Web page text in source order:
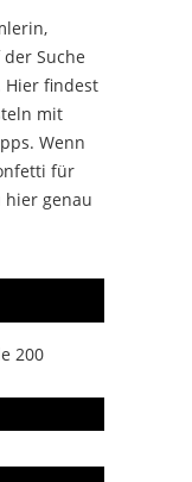
Suche
Hier findest
mit
Wenn
für
hier genau
200